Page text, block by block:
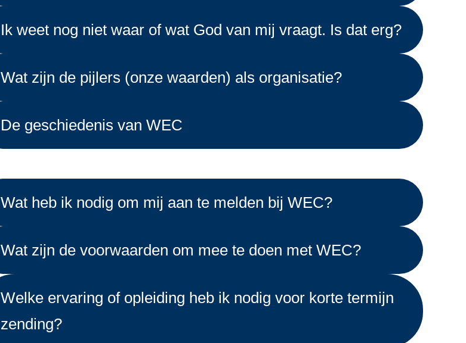
Ik weet nog niet waar of wat God van mij vraagt. Is dat erg?
Wat zijn de pijlers (onze waarden) als organisatie?
De geschiedenis van WEC
Wat heb ik nodig om mij aan te melden bij WEC?
Wat zijn de voorwaarden om mee te doen met WEC?
Welke ervaring of opleiding heb ik nodig voor korte termijn
zending?